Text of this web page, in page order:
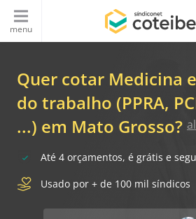
menu
Quer cotar Medicina
do trabalho (PPRA,
...) em Mato Grosso?
Até 4 orçamentos, é grátis e
Usado por + de 100 mil síndicos